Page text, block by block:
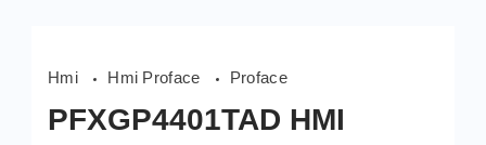
Hmi Hmi Proface Proface
PFXGP4401TAD HMI